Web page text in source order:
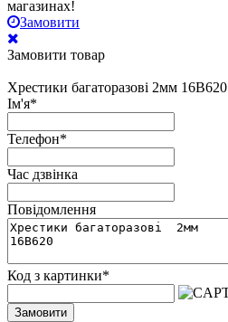
магазинах!
Замовити
Замовити товар
Хрестики багаторазові 2мм 16В620
Ім'я*
Телефон*
Час дзвінка
Повідомлення
Код з картинки*
Замовити